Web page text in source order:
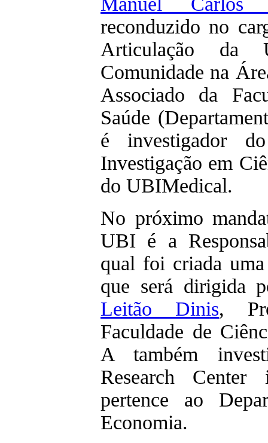
reconduzido no
Articulação da
Comunidade na
Associado da
Saúde
é investigador
Investigação em
do UBIMedical.
No próximo
UBI é a
qual foi criada
que será dirigida
Leitão Dinis,
Faculdade de
A também
Research Center
pertence ao
Economia.